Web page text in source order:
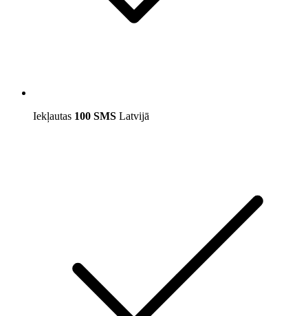
Iekļautas 100 SMS Latvijā